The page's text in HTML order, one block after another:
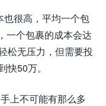
很高，平均一个包
一个包裹的成本会达
松无压力，但需要投
50万。
上不可能有那么多